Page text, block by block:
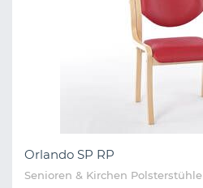
Orlando SP RP
Senioren & Kirchen Polsterstühle